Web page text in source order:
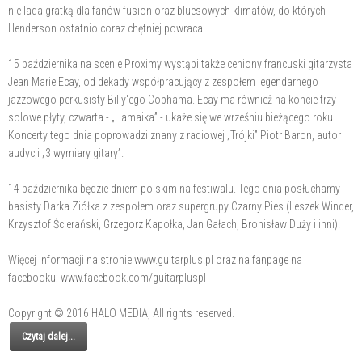
nie lada gratką dla fanów fusion oraz bluesowych klimatów, do których
Henderson ostatnio coraz chętniej powraca.
15 października na scenie Proximy wystąpi także ceniony francuski gitarzysta
Jean Marie Ecay, od dekady współpracujący z zespołem legendarnego
jazzowego perkusisty Billy'ego Cobhama. Ecay ma również na koncie trzy
solowe płyty, czwarta - „Hamaika” - ukaże się we wrześniu bieżącego roku.
Koncerty tego dnia poprowadzi znany z radiowej „Trójki” Piotr Baron, autor
audycji „3 wymiary gitary”.
14 października będzie dniem polskim na festiwalu. Tego dnia posłuchamy
basisty Darka Ziółka z zespołem oraz supergrupy Czarny Pies (Leszek Winder,
Krzysztof Ścierański, Grzegorz Kapołka, Jan Gałach, Bronisław Duży i inni).
Więcej informacji na stronie www.guitarplus.pl oraz na fanpage na
facebooku: www.facebook.com/guitarpluspl
Copyright © 2016 HALO MEDIA, All rights reserved.
Czytaj dalej...